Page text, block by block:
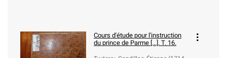
Cours d'étude pour l'instruction
du prince de Parme [...]. T. 16.